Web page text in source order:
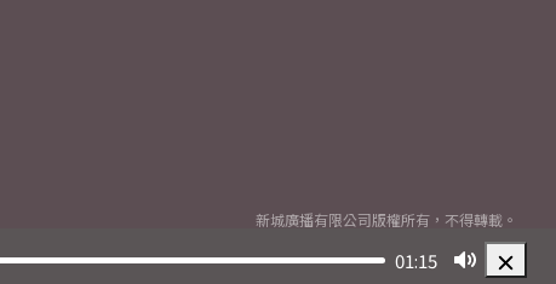
01:15
新城廣播有限公司版權所有，不得轉載。
2026© Metro Broadcast Corporation Limited. All rights reserved.